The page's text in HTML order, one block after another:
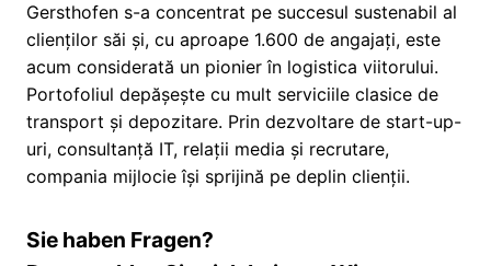
Gersthofen s-a concentrat pe succesul sustenabil al
clienților săi și, cu aproape 1.600 de angajați, este
acum considerată un pionier în logistica viitorului.
Portofoliul depășește cu mult serviciile clasice de
transport și depozitare. Prin dezvoltare de start-up-
uri, consultanță IT, relații media și recrutare,
compania mijlocie își sprijină pe deplin clienții.
Sie haben Fragen?